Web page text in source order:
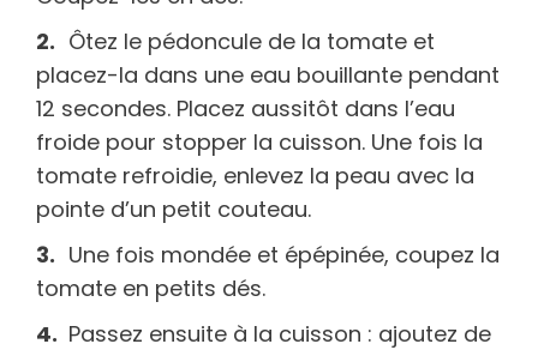
Ôtez le pédoncule de la tomate et
placez-la dans une eau bouillante pendant
12 secondes. Placez aussitôt dans l’eau
froide pour stopper la cuisson. Une fois la
tomate refroidie, enlevez la peau avec la
pointe d’un petit couteau.
Une fois mondée et épépinée, coupez la
tomate en petits dés.
Passez ensuite à la cuisson : ajoutez de